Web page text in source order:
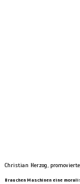
Christian Herzog,
Brauchen Maschinen eine